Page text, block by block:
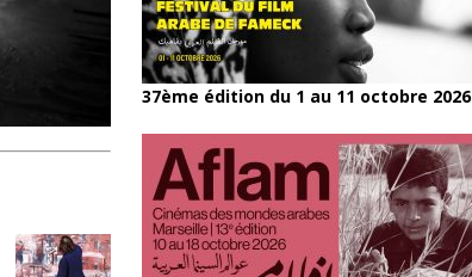
37ème édition du 1 au 11 octobre 2026